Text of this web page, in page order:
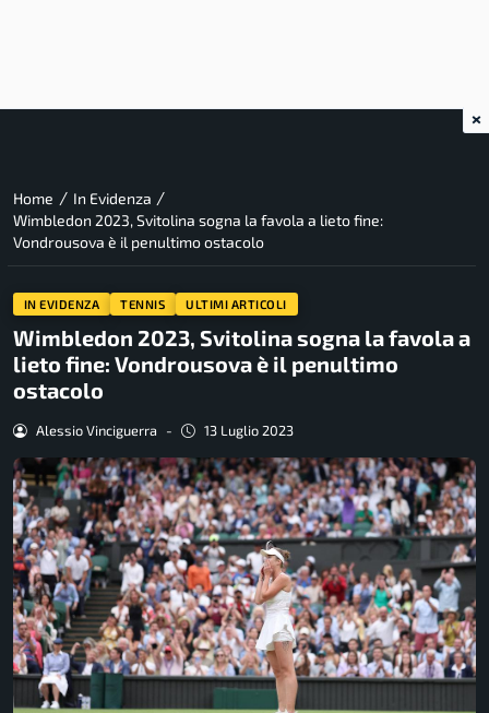
Home / In Evidenza /
Wimbledon 2023, Svitolina sogna la favola a lieto fine:
Vondrousova è il penultimo ostacolo
IN EVIDENZA TENNIS ULTIMI ARTICOLI
Wimbledon 2023, Svitolina sogna la favola a
lieto fine: Vondrousova è il penultimo
ostacolo
Alessio Vinciguerra - 13 Luglio 2023
×